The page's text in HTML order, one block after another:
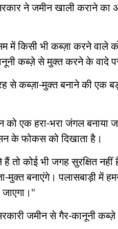
ने जमीन खाली कराने का
में किसी भी कब्ज़ा करने वाले
कब्ज़े से मुक्त करने के वादे
से कब्ज़ा-मुक्त बनाने की एक
एक हरा-भरा जंगल बनाया
के फोकस को दिखाता है।
कोई भी जगह सुरक्षित नहीं
मुक्त बनाएंगे। पलासबाड़ी में
जमीन से गैर-कानूनी